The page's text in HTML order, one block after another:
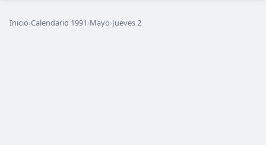
Inicio›Calendario 1991›Mayo›Jueves 2